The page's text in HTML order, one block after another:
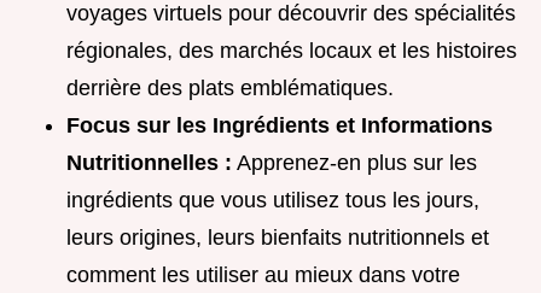
voyages virtuels pour découvrir des spécialités
régionales, des marchés locaux et les histoires
derrière des plats emblématiques.
Focus sur les Ingrédients et Informations
Nutritionnelles : Apprenez-en plus sur les
ingrédients que vous utilisez tous les jours,
leurs origines, leurs bienfaits nutritionnels et
comment les utiliser au mieux dans votre